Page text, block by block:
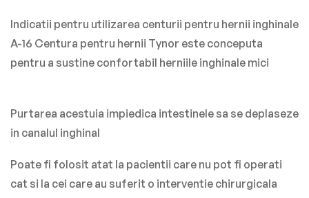
Indicatii pentru utilizarea centurii pentru hernii inghinale
A-16 Centura pentru hernii Tynor este conceputa
pentru a sustine confortabil herniile inghinale mici
Purtarea acestuia impiedica intestinele sa se deplaseze
in canalul inghinal
Poate fi folosit atat la pacientii care nu pot fi operati
cat si la cei care au suferit o interventie chirurgicala